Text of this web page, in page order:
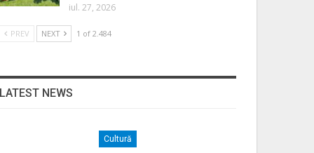
iul. 27, 2026
PREV NEXT 1 of 2.484
NEWS
Cultură